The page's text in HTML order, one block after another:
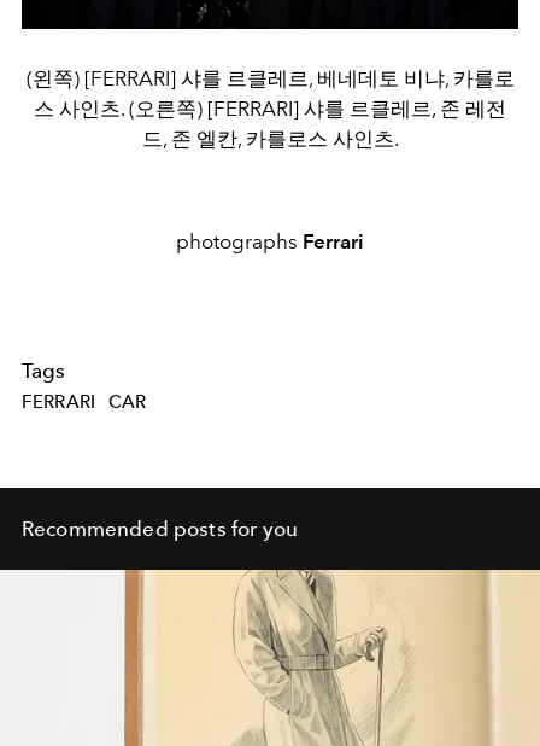
(왼쪽) [FERRARI] 샤를 르클레르, 베네데토 비냐, 카를로
스 사인츠. (오른쪽) [FERRARI] 샤를 르클레르, 존 레전
드, 존 엘칸, 카를로스 사인츠.
photographs Ferrari
Tags
FERRARI CAR
Recommended posts for you